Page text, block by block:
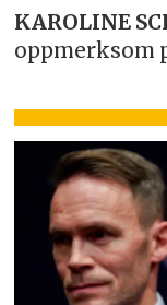
KAROLINE
oppmerksom